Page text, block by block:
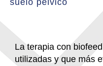
suelo pélvico
La terapia con
utilizadas y que más